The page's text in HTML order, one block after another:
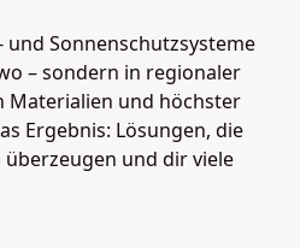
Sonnenschutzsysteme
– sondern in regionaler
Materialien und höchster
Ergebnis: Lösungen, die
und dir viele